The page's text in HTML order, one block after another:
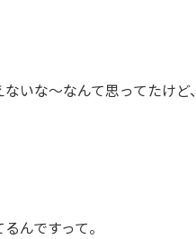
いな～なんて思ってたけど、
んですって。